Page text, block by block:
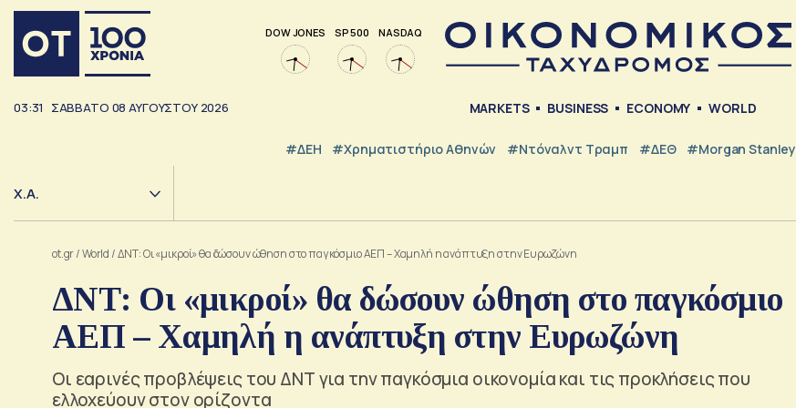
DOW JONES SP 500 NASDAQ
03:31 ΣΑΒΒΑΤΟ 08 ΑΥΓΟΥΣΤΟΥ 2026 MARKETS BUSINESS ECONOMY WORLD
#ΔΕΗ #Χρηματιστήριο Αθηνών #Ντόναλντ Τραμπ #ΔΕΘ #Morgan Stanley
Χ.Α.
ot.gr/World /ΔΝΤ: Οι «μικροί» θα δώσουν ώθηση στο παγκόσμιο ΑΕΠ – Χαμηλή η ανάπτυξη στην Ευρωζώνη
ΔΝΤ: Οι «μικροί» θα δώσουν ώθηση στο παγκόσμιο
ΑΕΠ – Χαμηλή η ανάπτυξη στην Ευρωζώνη
Οι εαρινές προβλέψεις του ΔΝΤ για την παγκόσμια οικονομία και τις προκλήσεις που
ελλοχεύουν στον ορίζοντα